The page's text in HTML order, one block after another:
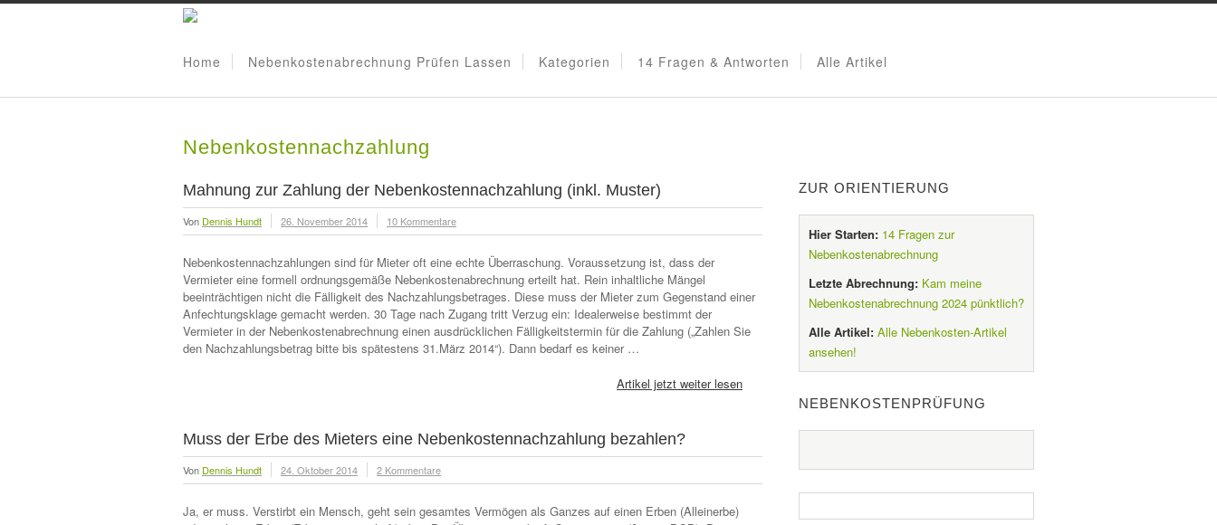
Home Nebenkostenabrechnung Prüfen Lassen Kategorien 14 Fragen & Antworten Alle Artikel
Nebenkostennachzahlung
Mahnung zur Zahlung der Nebenkostennachzahlung (inkl. Muster)
Von Dennis Hundt 26. November 2014 10 Kommentare
Nebenkostennachzahlungen sind für Mieter oft eine echte Überraschung. Voraussetzung ist, dass der
Vermieter eine formell ordnungsgemäße Nebenkostenabrechnung erteilt hat. Rein inhaltliche Mängel
beeinträchtigen nicht die Fälligkeit des Nachzahlungsbetrages. Diese muss der Mieter zum Gegenstand einer
Anfechtungsklage gemacht werden. 30 Tage nach Zugang tritt Verzug ein: Idealerweise bestimmt der
Vermieter in der Nebenkostenabrechnung einen ausdrücklichen Fälligkeitstermin für die Zahlung („Zahlen Sie
den Nachzahlungsbetrag bitte bis spätestens 31.März 2014“). Dann bedarf es keiner …
Artikel jetzt weiter lesen
Muss der Erbe des Mieters eine Nebenkostennachzahlung bezahlen?
Von Dennis Hundt 24. Oktober 2014 2 Kommentare
Ja, er muss. Verstirbt ein Mensch, geht sein gesamtes Vermögen als Ganzes auf einen Erben (Alleinerbe)
ZUR ORIENTIERUNG
Hier Starten: 14 Fragen zur
Nebenkostenabrechnung
Letzte Abrechnung: Kam meine
Nebenkostenabrechnung 2024 pünktlich?
Alle Artikel: Alle Nebenkosten-Artikel
ansehen!
NEBENKOSTENPRÜFUNG